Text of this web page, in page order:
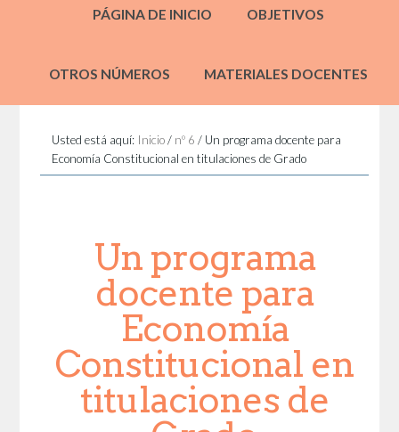
PÁGINA DE INICIO OBJETIVOS
OTROS NÚMEROS MATERIALES DOCENTES
Usted está aquí: Inicio / nº 6 / Un programa docente para
Economía Constitucional en titulaciones de Grado
Un programa
docente para
Economía
Constitucional en
titulaciones de